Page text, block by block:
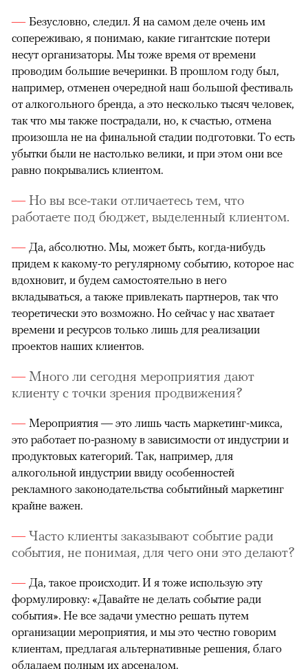
Безусловно, следил. Я на самом деле очень им
сопереживаю, я понимаю, какие гигантские потери
несут организаторы. Мы тоже время от времени
проводим большие вечеринки. В прошлом году был,
например, отменен очередной наш большой фестиваль
от алкогольного бренда, а это несколько тысяч человек,
так что мы также пострадали, но, к счастью, отмена
произошла не на финальной стадии подготовки. То есть
убытки были не настолько велики, и при этом они все
равно покрывались клиентом.
Но вы все-таки отличаетесь тем, что
работаете под бюджет, выделенный клиентом.
Да, абсолютно. Мы, может быть, когда-нибудь
придем к какому-то регулярному событию, которое нас
вдохновит, и будем самостоятельно в него
вкладываться, а также привлекать партнеров, так что
теоретически это возможно. Но сейчас у нас хватает
времени и ресурсов только лишь для реализации
проектов наших клиентов.
Много ли сегодня мероприятия дают
клиенту с точки зрения продвижения?
Мероприятия — это лишь часть маркетинг-микса,
это работает по-разному в зависимости от индустрии и
продуктовых категорий. Так, например, для
алкогольной индустрии ввиду особенностей
рекламного законодательства событийный маркетинг
крайне важен.
Часто клиенты заказывают событие ради
события, не понимая, для чего они это делают?
Да, такое происходит. И я тоже использую эту
формулировку: «Давайте не делать событие ради
события». Не все задачи уместно решать путем
организации мероприятия, и мы это честно говорим
клиентам, предлагая альтернативные решения, благо
обладаем полным их арсеналом.